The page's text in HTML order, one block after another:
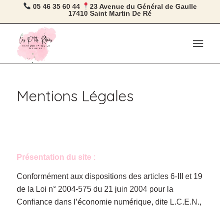
05 46 35 60 44
23 Avenue du Général de Gaulle
17410 Saint Martin De Ré
Mentions Légales
Présentation du site :
Conformément aux dispositions des articles 6-III et 19
de la Loi n° 2004-575 du 21 juin 2004 pour la
Confiance dans l’économie numérique, dite L.C.E.N.,